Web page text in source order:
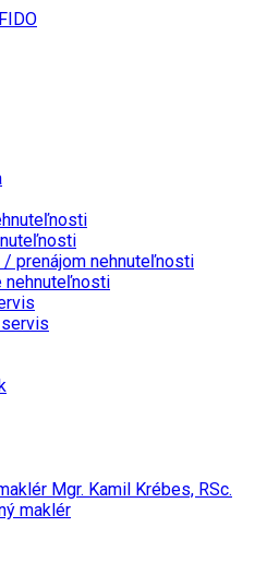
/ prenájom nehnuteľnosti
nehnuteľnosti
Mgr. Kamil Krébes, RSc.
maklér